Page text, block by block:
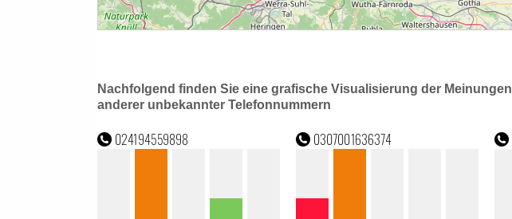
Nachfolgend finden Sie eine grafische Visualisierung der Meinungen
anderer unbekannter Telefonnummern